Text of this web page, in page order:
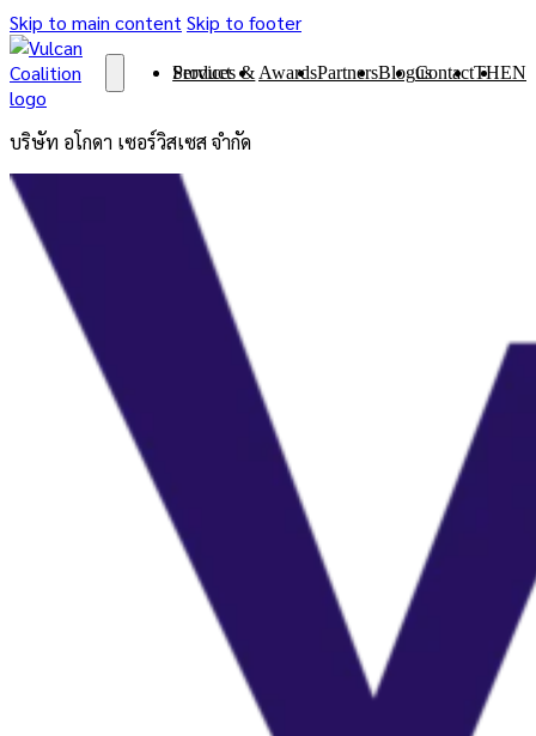
Skip to main content Skip to footer
Services & Product AwardsPartnersBlogContact us THEN
บริษัท อโกดา เซอร์วิสเซส จำกัด